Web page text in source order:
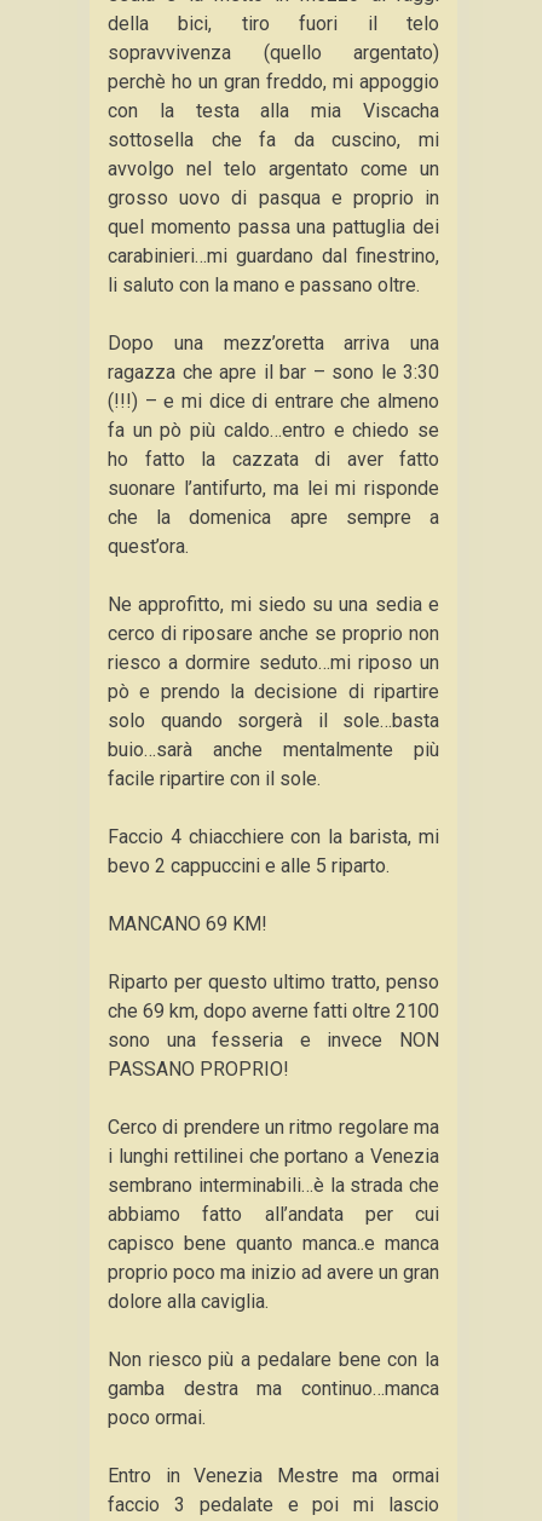
della bici, tiro fuori il telo
sopravvivenza (quello argentato)
perchè ho un gran freddo, mi appoggio
con la testa alla mia Viscacha
sottosella che fa da cuscino, mi
avvolgo nel telo argentato come un
grosso uovo di pasqua e proprio in
quel momento passa una pattuglia dei
carabinieri…mi guardano dal finestrino,
li saluto con la mano e passano oltre.
Dopo una mezz’oretta arriva una
ragazza che apre il bar – sono le 3:30
(!!!) – e mi dice di entrare che almeno
fa un pò più caldo…entro e chiedo se
ho fatto la cazzata di aver fatto
suonare l’antifurto, ma lei mi risponde
che la domenica apre sempre a
quest’ora.
Ne approfitto, mi siedo su una sedia e
cerco di riposare anche se proprio non
riesco a dormire seduto…mi riposo un
pò e prendo la decisione di ripartire
solo quando sorgerà il sole…basta
buio…sarà anche mentalmente più
facile ripartire con il sole.
Faccio 4 chiacchiere con la barista, mi
bevo 2 cappuccini e alle 5 riparto.
MANCANO 69 KM!
Riparto per questo ultimo tratto, penso
che 69 km, dopo averne fatti oltre 2100
sono una fesseria e invece NON
PASSANO PROPRIO!
Cerco di prendere un ritmo regolare ma
i lunghi rettilinei che portano a Venezia
sembrano interminabili…è la strada che
abbiamo fatto all’andata per cui
capisco bene quanto manca..e manca
proprio poco ma inizio ad avere un gran
dolore alla caviglia.
Non riesco più a pedalare bene con la
gamba destra ma continuo…manca
poco ormai.
Entro in Venezia Mestre ma ormai
faccio 3 pedalate e poi mi lascio